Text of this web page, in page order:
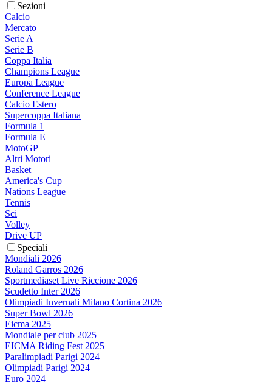
Sezioni
Calcio
Mercato
Serie A
Serie B
Coppa Italia
Champions League
Europa League
Conference League
Calcio Estero
Supercoppa Italiana
Formula 1
Formula E
MotoGP
Altri Motori
Basket
America's Cup
Nations League
Tennis
Sci
Volley
Drive UP
Speciali
Mondiali 2026
Roland Garros 2026
Sportmediaset Live Riccione 2026
Scudetto Inter 2026
Olimpiadi Invernali Milano Cortina 2026
Super Bowl 2026
Eicma 2025
Mondiale per club 2025
EICMA Riding Fest 2025
Paralimpiadi Parigi 2024
Olimpiadi Parigi 2024
Euro 2024